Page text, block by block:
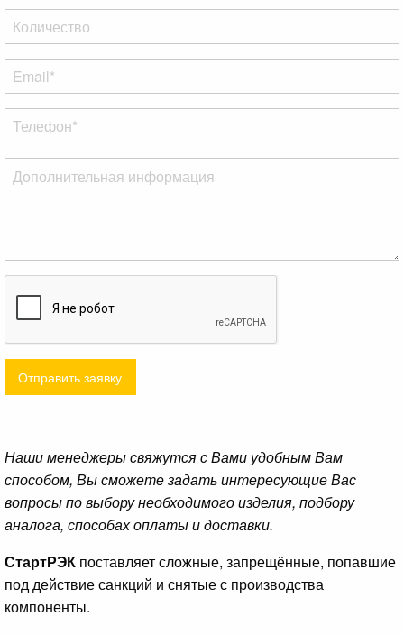
Отправить заявку
Наши менеджеры свяжутся с Вами удобным Вам
способом, Вы сможете задать интересующие Вас
вопросы по выбору необходимого изделия, подбору
аналога, способах оплаты и доставки.
СтартРЭК поставляет сложные, запрещённые, попавшие
под действие санкций и снятые с производства
компоненты.